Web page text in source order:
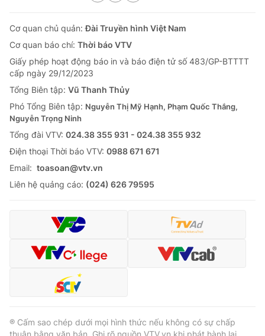
Cơ quan chủ quản:Đài Truyền hình Việt Nam
Cơ quan báo chí: Thời báo VTV
Giấy phép hoạt động báo in và báo điện tử số 483/GP-BTTTT
cấp ngày 29/12/2023
Tổng Biên tập: Vũ Thanh Thủy
Phó Tổng Biên tập: Nguyễn Thị Mỹ Hạnh, Phạm Quốc Thắng,
Nguyễn Trọng Ninh
Tổng đài VTV: 024.38 355 931 - 024.38 355 932
Ðiện thoại Thời báo VTV: 0988 671 671
Email: toasoan@vtv.vn
Liên hệ quảng cáo: (024) 626 79595
® Cấm sao chép dưới mọi hình thức nếu không có sự chấp
thuận bằng văn bản. Ghi rõ nguồn VTV.vn khi phát hành lại